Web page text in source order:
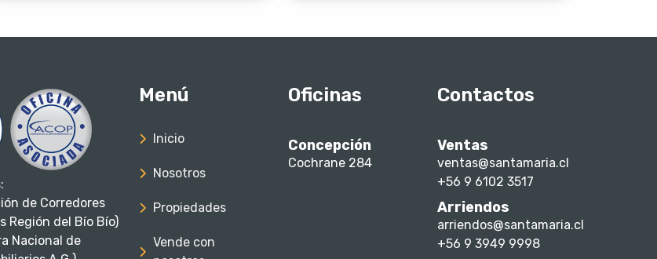
de Corredores
Región del Bío Bío)
Nacional de
Menú
Inicio
Nosotros
Propiedades
Vende con
Oficinas
Concepción
Cochrane 284
Contactos
Ventas
ventas@santamaria.cl
+56 9 6102 3517
Arriendos
arriendos@santamaria.cl
+56 9 3949 9998